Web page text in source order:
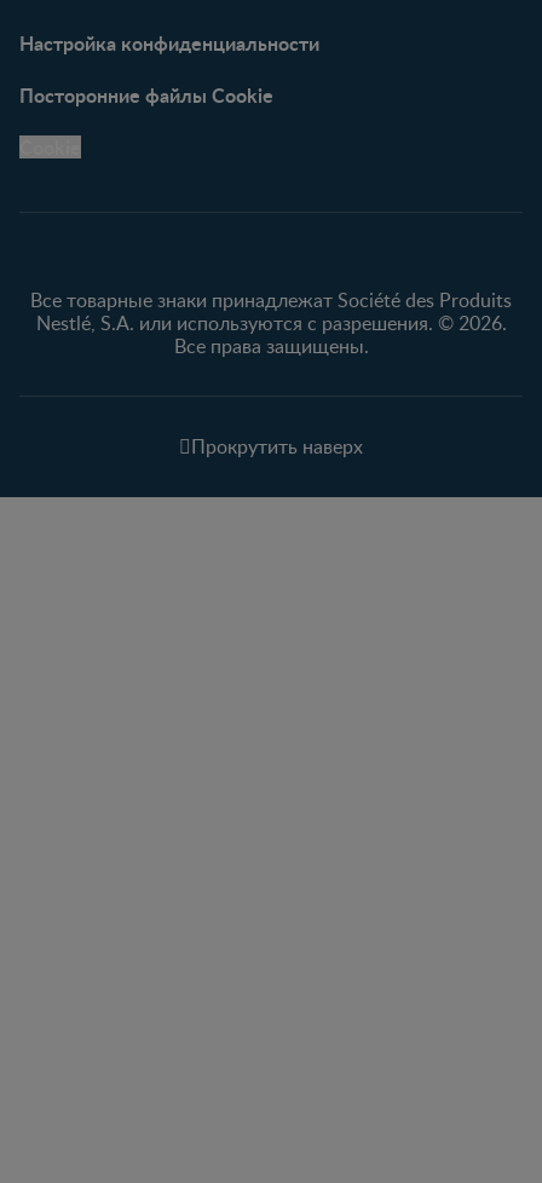
Настройка конфиденциальности
Посторонние файлы Cookie
Все товарные знаки принадлежат Société des Produits
Nestlé, S.A. или используются с разрешения. © 2026.
Все права защищены.
Прокрутить наверх